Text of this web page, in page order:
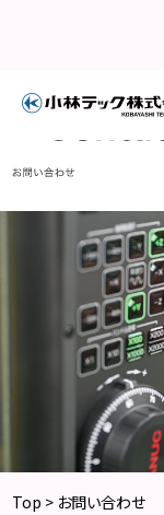
Top > お問い合わせ